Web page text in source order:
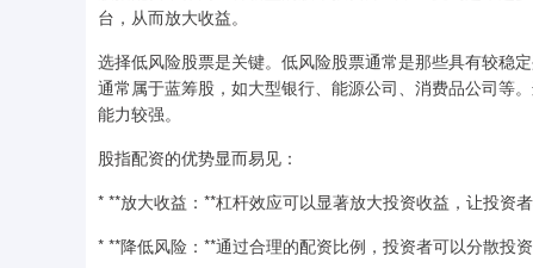
台，从而放大收益。
选择低风险股票是关键。低风险股票通常是那些具有较稳
通常属于蓝筹股，如大型银行、能源公司、消费品公司等
能力较强。
股指配资的优势显而易见：
* **放大收益：**杠杆效应可以显著放大投资收益，让投资
* **降低风险：**通过合理的配资比例，投资者可以分散投